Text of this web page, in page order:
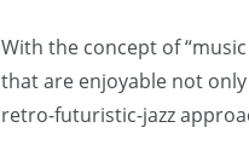
With the concept of
that are enjoyable not
retro-futuristic-jazz